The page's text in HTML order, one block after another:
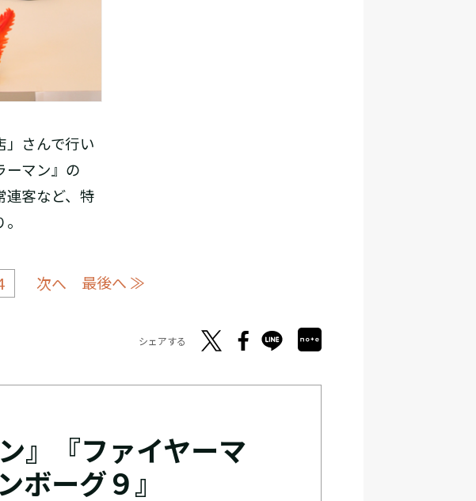
」さんで行い
ーマン』の
連客など、特
次へ 最後へ ≫
シェアする
』『ファイヤーマ
ボーグ９』